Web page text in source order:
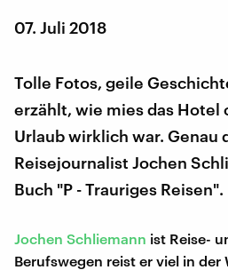
07. Juli 2018
Tolle Fotos, geile
erzählt, wie mies das Hotel
Urlaub wirklich war. Genau
Reisejournalist Jochen
Buch "P - Trauriges Reisen".
Jochen Schliemann ist Reise-
Berufswegen reist er viel in der